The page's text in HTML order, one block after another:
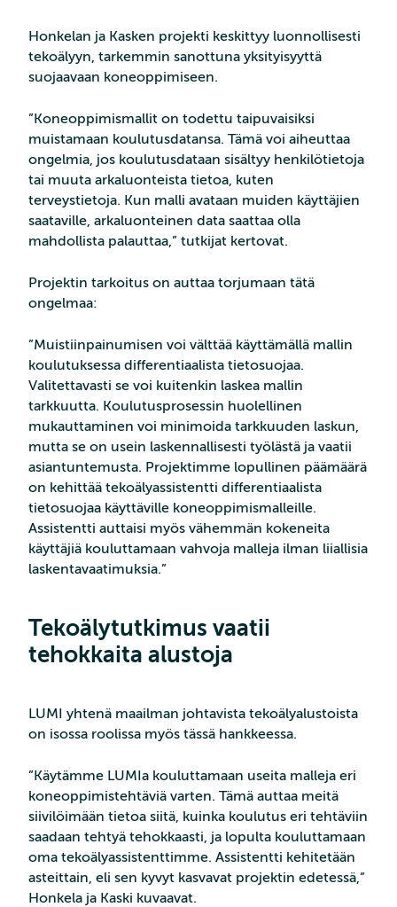
Honkelan ja Kasken projekti keskittyy luonnollisesti
tekoälyyn, tarkemmin sanottuna yksityisyyttä
suojaavaan koneoppimiseen.
”Koneoppimismallit on todettu taipuvaisiksi
muistamaan koulutusdatansa. Tämä voi aiheuttaa
ongelmia, jos koulutusdataan sisältyy henkilötietoja
tai muuta arkaluonteista tietoa, kuten
terveystietoja. Kun malli avataan muiden käyttäjien
saataville, arkaluonteinen data saattaa olla
mahdollista palauttaa,” tutkijat kertovat.
Projektin tarkoitus on auttaa torjumaan tätä
ongelmaa:
”Muistiinpainumisen voi välttää käyttämällä mallin
koulutuksessa differentiaalista tietosuojaa.
Valitettavasti se voi kuitenkin laskea mallin
tarkkuutta. Koulutusprosessin huolellinen
mukauttaminen voi minimoida tarkkuuden laskun,
mutta se on usein laskennallisesti työlästä ja vaatii
asiantuntemusta. Projektimme lopullinen päämäärä
on kehittää tekoälyassistentti differentiaalista
tietosuojaa käyttäville koneoppimismalleille.
Assistentti auttaisi myös vähemmän kokeneita
käyttäjiä kouluttamaan vahvoja malleja ilman liiallisia
laskentavaatimuksia.”
Tekoälytutkimus vaatii
tehokkaita alustoja
LUMI yhtenä maailman johtavista tekoälyalustoista
on isossa roolissa myös tässä hankkeessa.
”Käytämme LUMIa kouluttamaan useita malleja eri
koneoppimistehtäviä varten. Tämä auttaa meitä
siivilöimään tietoa siitä, kuinka koulutus eri tehtäviin
saadaan tehtyä tehokkaasti, ja lopulta kouluttamaan
oma tekoälyassistenttimme. Assistentti kehitetään
asteittain, eli sen kyvyt kasvavat projektin edetessä,”
Honkela ja Kaski kuvaavat.